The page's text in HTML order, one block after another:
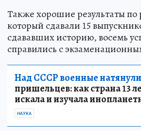
Также хорошие результаты по
который сдавали 15
сдававших историю, восемь
справились с
Над СССР военные натянули
пришельцев: как страна 13
искала и изучала
НАУКА